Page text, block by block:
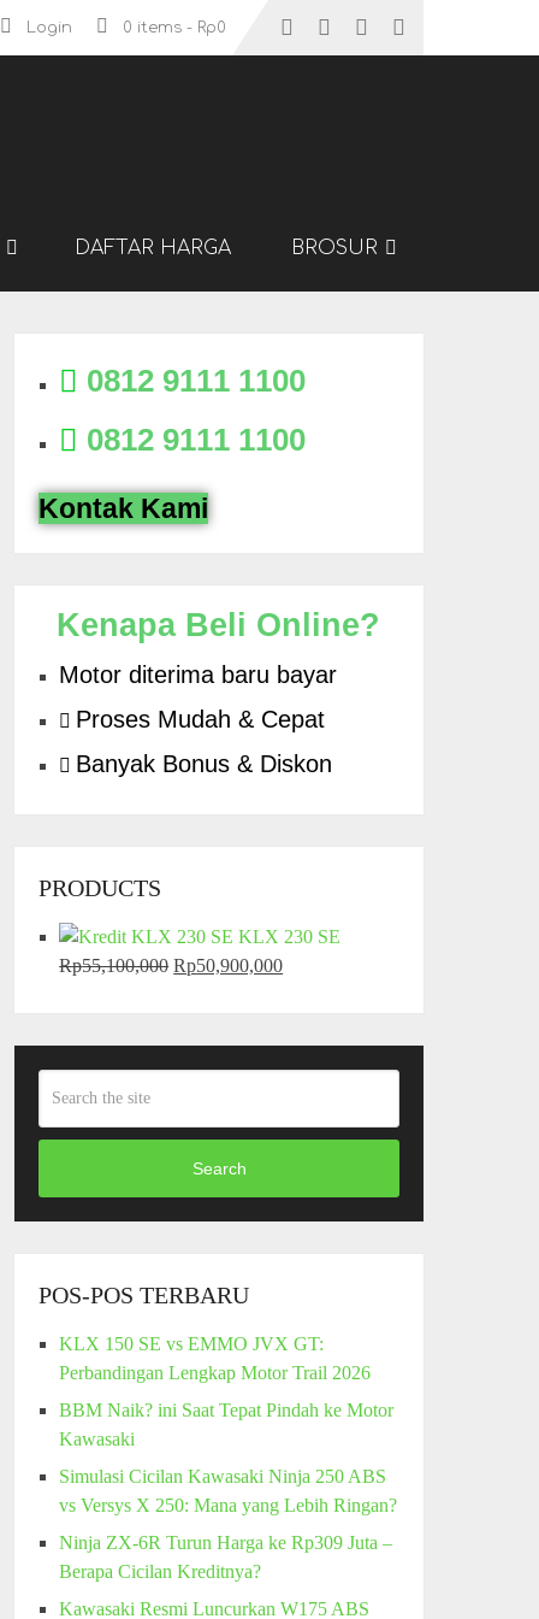
Login 0 items - Rp0
DAFTAR HARGA BROSUR
0812 9111 1100
0812 9111 1100
Kontak Kami
Kenapa Beli Online?
Motor diterima baru bayar
Proses Mudah & Cepat
Banyak Bonus & Diskon
PRODUCTS
KLX 230 SE
Rp55,100,000 Harga
Rp55,100,000.
Rp50,900,000
adalah:
Search
POS-POS TERBARU
KLX 150 SE vs EMMO JVX GT:
Perbandingan Lengkap Motor Trail 2026
BBM Naik? ini Saat Tepat Pindah ke Motor
Kawasaki
Simulasi Cicilan Kawasaki Ninja 250 ABS
vs Versys X 250: Mana yang Lebih Ringan?
Ninja ZX-6R Turun Harga ke Rp309 Juta –
Berapa Cicilan Kreditnya?
Kawasaki Resmi Luncurkan W175 ABS